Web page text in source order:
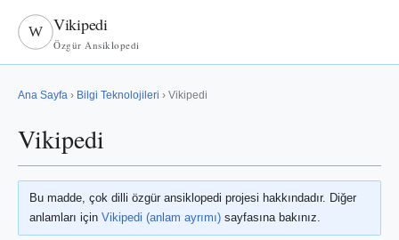
W Vikipedi
Özgür Ansiklopedi
Ana Sayfa › Bilgi Teknolojileri › Vikipedi
Vikipedi
Bu madde, çok dilli özgür ansiklopedi projesi hakkındadır. Diğer
anlamları için Vikipedi (anlam ayrımı) sayfasına bakınız.